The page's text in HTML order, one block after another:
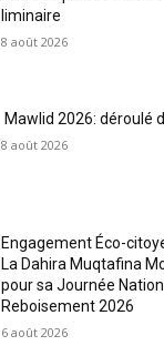
liminaire
8 août 2026
Mawlid 2026: déroulé
8 août 2026
Engagement Éco-
La Dahira Muqtafina
pour sa Journée
Reboisement 2026
6 août 2026